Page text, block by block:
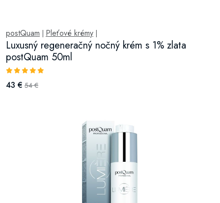
postQuam | Pleťové krémy |
Luxusný regeneračný nočný krém s 1% zlata
postQuam 50ml
43 € 54 €